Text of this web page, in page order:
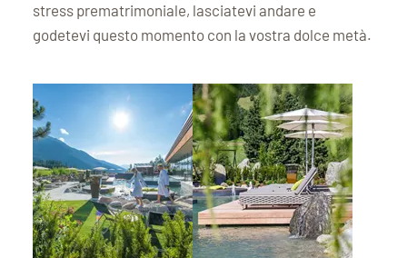
stress prematrimoniale, lasciatevi andare e
godetevi questo momento con la vostra dolce metà.